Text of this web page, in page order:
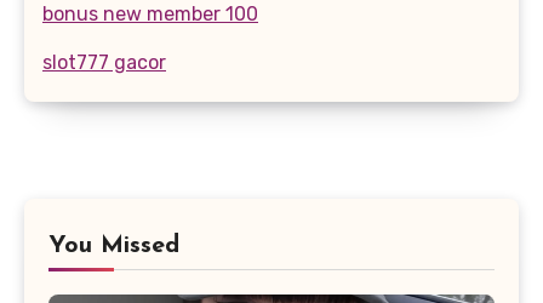
bonus new member 100
slot777 gacor
You Missed